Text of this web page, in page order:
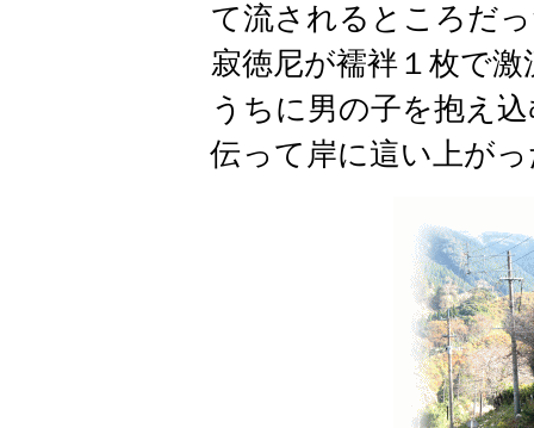
て流されるところだ
寂徳尼が襦袢１枚で
うちに男の子を抱え
伝って岸に這い上が